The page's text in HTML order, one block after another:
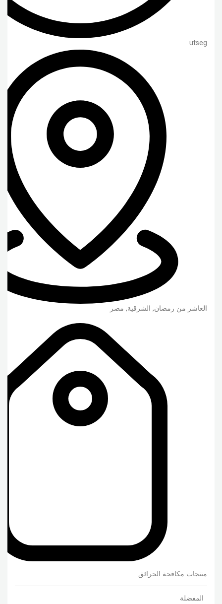
utseg
العاشر من رمضان, الشرقية, مصر
منتجات مكافحة الحرائق
المفضلة